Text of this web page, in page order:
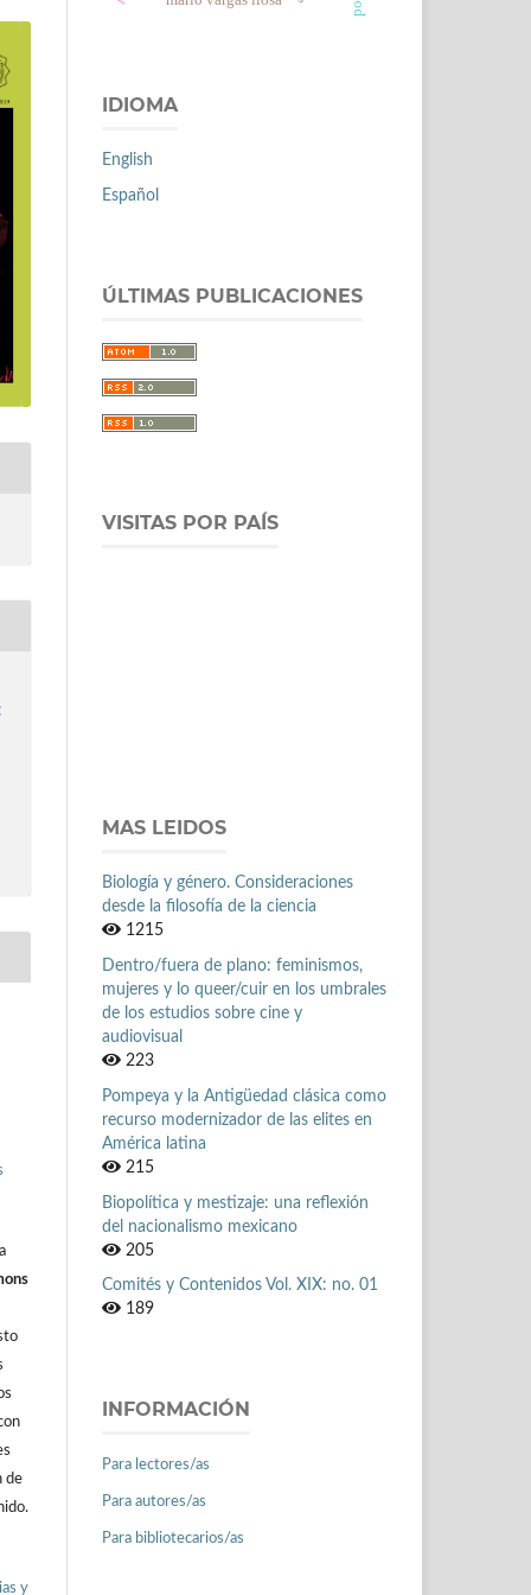
de
y
IDIOMA
English
Español
ÚLTIMAS PUBLICACIONES
VISITAS POR PAÍS
MAS LEIDOS
Biología y género. Consideraciones
desde la filosofía de la ciencia
1215
Dentro/fuera de plano: feminismos,
mujeres y lo queer/cuir en los umbrales
de los estudios sobre cine y
audiovisual
223
Pompeya y la Antigüedad clásica como
recurso modernizador de las elites en
América latina
215
Biopolítica y mestizaje: una reflexión
del nacionalismo mexicano
205
Comités y Contenidos Vol. XIX: no. 01
189
INFORMACIÓN
Para lectores/as
Para autores/as
Para bibliotecarios/as